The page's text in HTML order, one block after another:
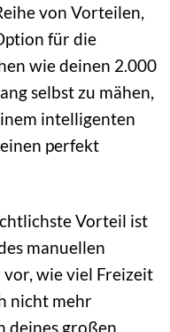
von Vorteilen,
für die
wie deinen 2.000
selbst zu mähen,
intelligenten
perfekt
Vorteil ist
manuellen
wie viel Freizeit
nicht mehr
deines großen